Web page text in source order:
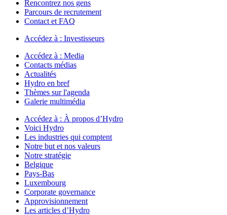
Rencontrez nos gens
Parcours de recrutement
Contact et FAQ
Accédez à : Investisseurs
Accédez à : Media
Contacts médias
Actualités
Hydro en bref
Thèmes sur l'agenda
Galerie multimédia
Accédez à : À propos d’Hydro
Voici Hydro
Les industries qui comptent
Notre but et nos valeurs
Notre stratégie
Belgique
Pays-Bas
Luxembourg
Corporate governance
Approvisionnement
Les articles d’Hydro